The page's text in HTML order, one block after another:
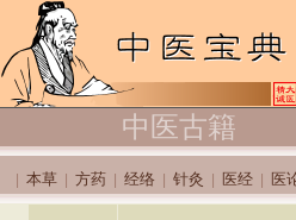
中医古籍
本草 方药 经络 针灸 医经 医